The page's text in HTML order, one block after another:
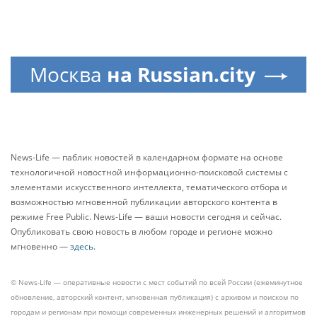
Москва на Russian.city
News-Life — паблик новостей в календарном формате на основе
технологичной новостной информационно-поисковой системы с
элементами искусственного интеллекта, тематического отбора и
возможностью мгновенной публикации авторского контента в
режиме Free Public. News-Life — ваши новости сегодня и сейчас.
Опубликовать свою новость в любом городе и регионе можно
мгновенно —здесь.
© News-Life — оперативные новости с мест событий по всей России (ежеминутное
обновление, авторский контент, мгновенная публикация) с архивом и поиском по
городам и регионам при помощи современных инженерных решений и алгоритмов